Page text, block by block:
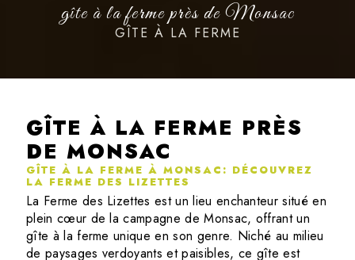
gîte à la ferme près de Monsac
GÎTE À LA FERME
GÎTE À LA FERME PRÈS
DE MONSAC
GÎTE À LA FERME À MONSAC: DÉCOUVREZ
LA FERME DES LIZETTES
La Ferme des Lizettes est un lieu enchanteur situé en
plein cœur de la campagne de Monsac, offrant un
gîte à la ferme unique en son genre. Niché au milieu
de paysages verdoyants et paisibles, ce gîte est